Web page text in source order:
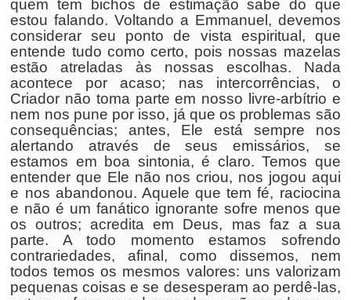
quem tem bichos de estimação sabe do que
estou falando. Voltando a Emmanuel, devemos
considerar seu ponto de vista espiritual, que
entende tudo como certo, pois nossas mazelas
estão atreladas às nossas escolhas. Nada
acontece por acaso; nas intercorrências, o
Criador não toma parte em nosso livre-arbítrio e
nem nos pune por isso, já que os problemas são
consequências; antes, Ele está sempre nos
alertando através de seus emissários, se
estamos em boa sintonia, é claro. Temos que
entender que Ele não nos criou, nos jogou aqui
e nos abandonou. Aquele que tem fé, raciocina
e não é um fanático ignorante sofre menos que
os outros; acredita em Deus, mas faz a sua
parte. A todo momento estamos sofrendo
contrariedades, afinal, como dissemos, nem
todos temos os mesmos valores: uns valorizam
pequenas coisas e se desesperam ao perdê-las,